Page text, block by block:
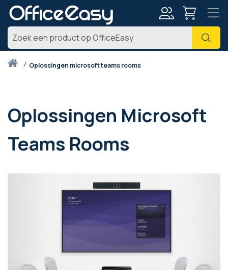
Zoek
Thuisoplossingen microsoft teams rooms
Oplossingen Microsoft
Teams Rooms